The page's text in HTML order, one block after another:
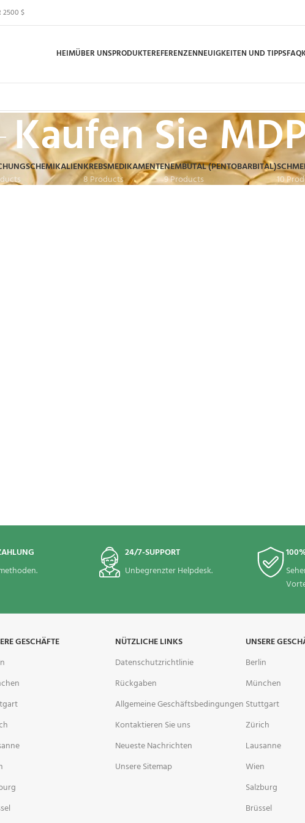
2500 $
HEIMÜBER UNSPRODUKTEREFERENZENNEUIGKEITEN UND TIPPSFAQ
Kaufen Sie
KREBSMEDIKAMENTE
8 Products
NEMBUTAL (PENTOBARBITAL)
9 Products
10
24/7-SUPPORT
Unbegrenzter Helpdesk.
GESCHÄFTE
NÜTZLICHE LINKS
Datenschutzrichtlinie
Rückgaben
Allgemeine Geschäftsbedingungen
Kontaktieren Sie uns
Neueste Nachrichten
Unsere Sitemap
UNSERE
Berlin
München
Stuttgart
Zürich
Lausanne
Wien
Salzburg
Brüssel